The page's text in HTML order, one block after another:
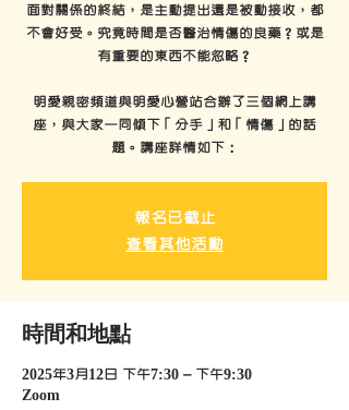
面對關係的終結，是主動提出還是被動接收，都
不會好受。究竟時間是否醫治情傷的良藥？或是
有重要的東西不能忽略？
明愛親密頻道與明愛心營站合辦了三個網上講
座，與大家一同傾下「分手」和「情傷」的話
報名已截止
查看其他活動
時間和地點
2025年3月12日 下午7:30 – 下午9:30
Zoom